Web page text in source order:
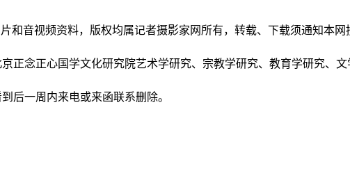
和音视频资料，版权均属记者摄影家网所有，转载、下载须通知本
正念正心国学文化研究院艺术学研究、宗教学研究、教育学研究、
后一周内来电或来函联系删除。